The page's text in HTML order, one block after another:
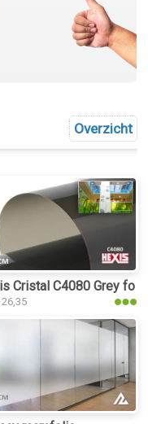
Overzicht
Cristal C4080 Grey folie
26,35